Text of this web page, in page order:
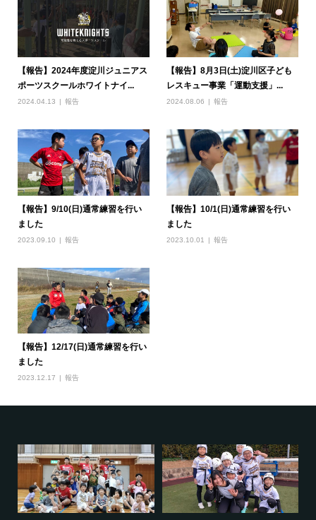
【報告】2024年度淀川ジュニアス
ポーツスクールホワイトナイ...
2024.04.13 報告
【報告】8月3日(土)淀川区子ども
レスキュー事業「運動支援」...
2024.08.06 報告
【報告】9/10(日)通常練習を行い
ました
2023.09.10 報告
【報告】10/1(日)通常練習を行い
ました
2023.10.01 報告
【報告】12/17(日)通常練習を行い
ました
2023.12.17 報告